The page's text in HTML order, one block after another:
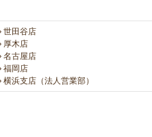
世田谷店
厚木店
名古屋店
福岡店
横浜支店（法人営業部）